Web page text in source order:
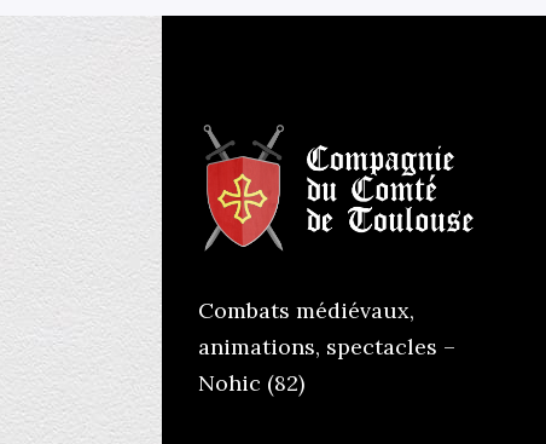
Combats médiévaux,
animations, spectacles –
Nohic (82)